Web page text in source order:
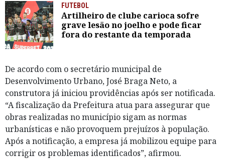
FUTEBOL
Artilheiro de clube carioca sofre
grave lesão no joelho e pode ficar
fora do restante da temporada
De acordo com o secretário municipal de
Desenvolvimento Urbano, José Braga Neto, a
construtora já iniciou providências após ser notificada.
“A fiscalização da Prefeitura atua para assegurar que
obras realizadas no município sigam as normas
urbanísticas e não provoquem prejuízos à população.
Após a notificação, a empresa já mobilizou equipe para
corrigir os problemas identificados”, afirmou.